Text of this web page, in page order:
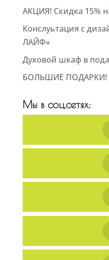
АКЦИЯ! Скидка 15%
Конслуьтация с
ЛАЙФ»
Духовой шкаф в
БОЛЬШИЕ ПОДАРКИ!
Мы в соц.сетях: